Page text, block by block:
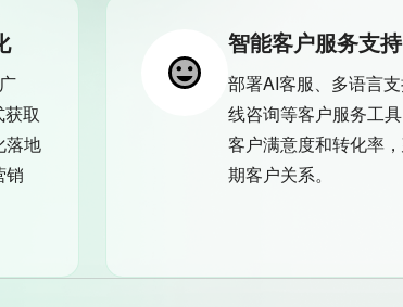
取
落地
销
智能客户服务支持
部署AI客服、多语言
线咨询等客户服务工
客户满意度和转化率
期客户关系。